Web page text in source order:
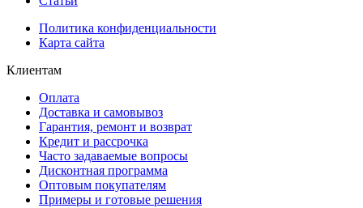
Политика конфиденциальности
Карта сайта
Клиентам
Оплата
Доставка и самовывоз
Гарантия, ремонт и возврат
Кредит и рассрочка
Часто задаваемые вопросы
Дисконтная программа
Оптовым покупателям
Примеры и готовые решения